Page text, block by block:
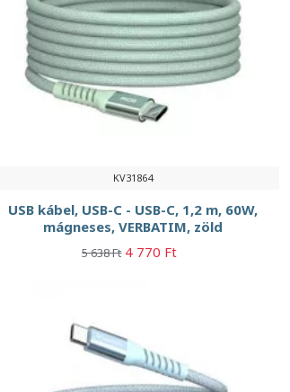
KV31864
USB kábel, USB-C - USB-C, 1,2 m, 60W,
mágneses, VERBATIM, zöld
5 638 Ft 4 770 Ft